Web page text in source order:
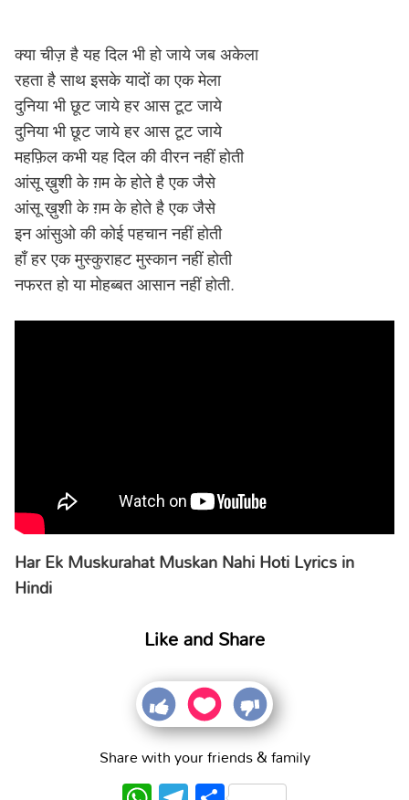
क्या चीज़ है यह दिल भी हो जाये जब अकेला
रहता है साथ इसके यादों का एक मेला
दुनिया भी छूट जाये हर आस टूट जाये
दुनिया भी छूट जाये हर आस टूट जाये
महफ़िल कभी यह दिल की वीरन नहीं होती
आंसू ख़ुशी के ग़म के होते है एक जैसे
आंसू ख़ुशी के ग़म के होते है एक जैसे
इन आंसुओ की कोई पहचान नहीं होती
हाँ हर एक मुस्कुराहट मुस्कान नहीं होती
नफरत हो या मोहब्बत आसान नहीं होती.
Har Ek Muskurahat Muskan Nahi Hoti Lyrics in
Hindi
Like and Share
Share with your friends & family